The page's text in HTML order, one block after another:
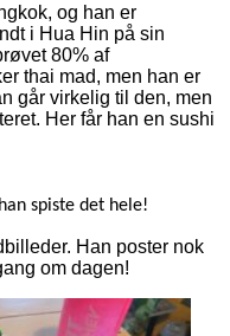
og han er
i Hua Hin på sin
80% af
thai mad, men han er
går virkelig til den, men
Her får han en sushi
spiste det hele!
Han poster nok
om dagen!